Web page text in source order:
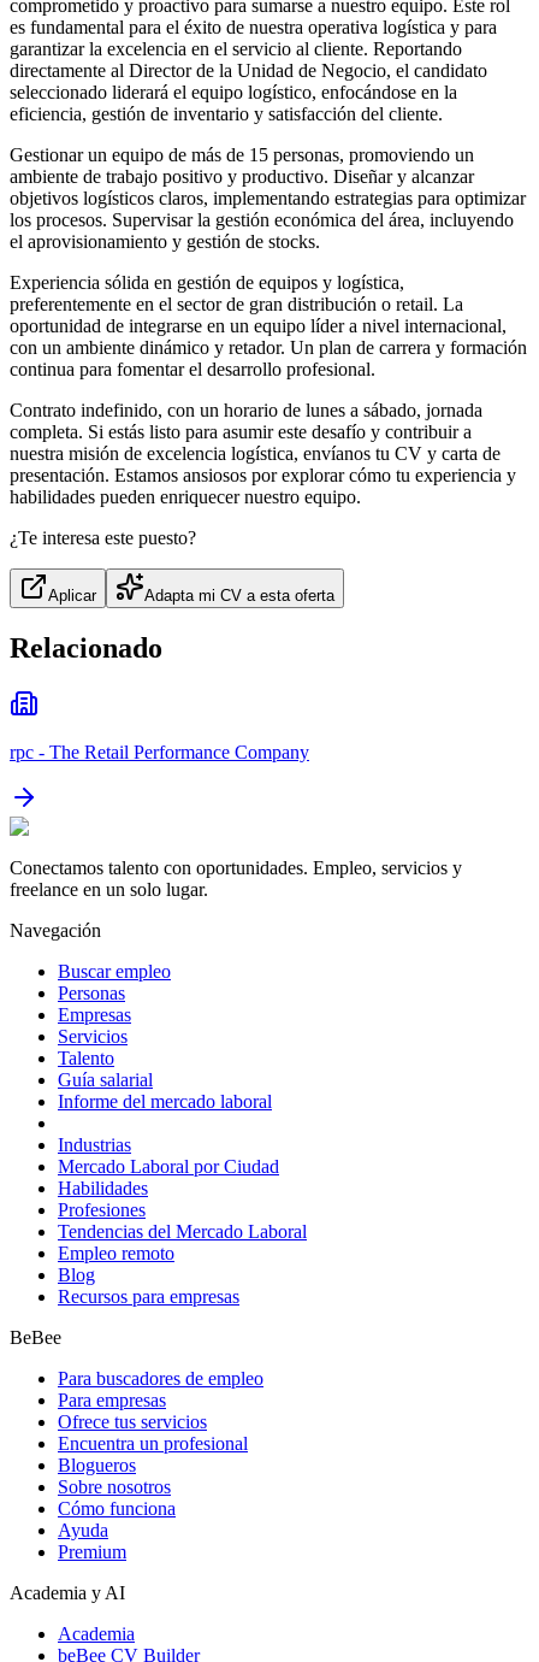
comprometido y proactivo para sumarse a nuestro equipo. Este rol
es fundamental para el éxito de nuestra operativa logística y para
garantizar la excelencia en el servicio al cliente. Reportando
directamente al Director de la Unidad de Negocio, el candidato
seleccionado liderará el equipo logístico, enfocándose en la
eficiencia, gestión de inventario y satisfacción del cliente.
Gestionar un equipo de más de 15 personas, promoviendo un
ambiente de trabajo positivo y productivo. Diseñar y alcanzar
objetivos logísticos claros, implementando estrategias para optimizar
los procesos. Supervisar la gestión económica del área, incluyendo
el aprovisionamiento y gestión de stocks.
Experiencia sólida en gestión de equipos y logística,
preferentemente en el sector de gran distribución o retail. La
oportunidad de integrarse en un equipo líder a nivel internacional,
con un ambiente dinámico y retador. Un plan de carrera y formación
continua para fomentar el desarrollo profesional.
Contrato indefinido, con un horario de lunes a sábado, jornada
completa. Si estás listo para asumir este desafío y contribuir a
nuestra misión de excelencia logística, envíanos tu CV y carta de
presentación. Estamos ansiosos por explorar cómo tu experiencia y
habilidades pueden enriquecer nuestro equipo.
¿Te interesa este puesto?
Aplicar Adapta mi CV a esta oferta
Relacionado
rpc - The Retail Performance Company
Conectamos talento con oportunidades. Empleo, servicios y
freelance en un solo lugar.
Navegación
Buscar empleo
Personas
Empresas
Servicios
Talento
Guía salarial
Informe del mercado laboral
Industrias
Mercado Laboral por Ciudad
Habilidades
Profesiones
Tendencias del Mercado Laboral
Empleo remoto
Blog
Recursos para empresas
BeBee
Para buscadores de empleo
Para empresas
Ofrece tus servicios
Encuentra un profesional
Blogueros
Sobre nosotros
Cómo funciona
Ayuda
Premium
Academia y AI
Academia
beBee CV Builder